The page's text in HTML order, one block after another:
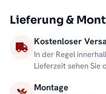
Lieferung &
Kostenloser
In der Regel
Lieferzeit sehen Sie
Montage